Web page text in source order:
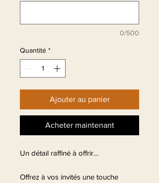
0/500
Quantité *
Ajouter au panier
Acheter maintenant
Un détail raffiné à offrir…
Offrez à vos invités une touche